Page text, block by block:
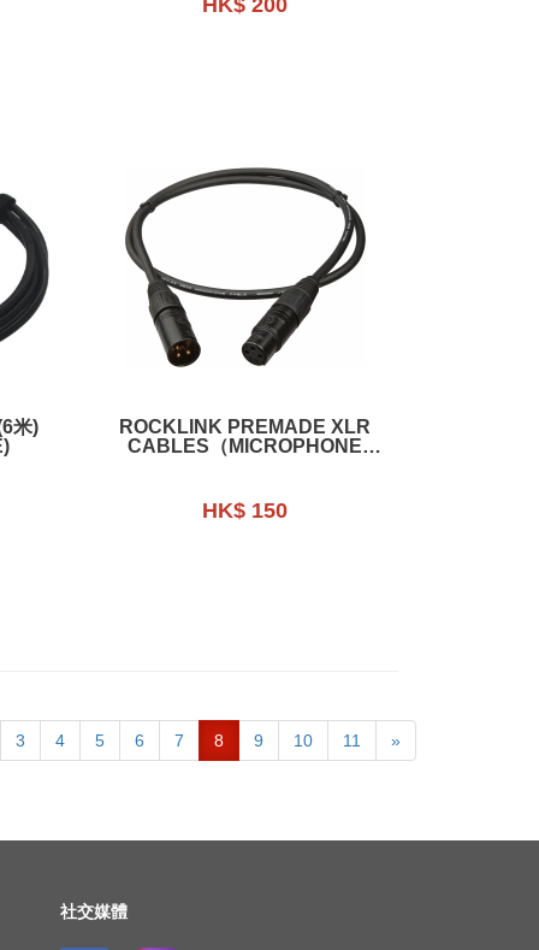
HK$ 200
米)
ROCKLINK PREMADE XLR
CABLES（MICROPHONE
HK$ 150
3 4 5 6 7 8 9 10 11 »
社交媒體